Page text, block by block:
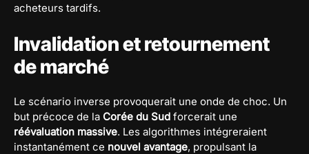
acheteurs tardifs.
Invalidation et retournement
de marché
Le scénario inverse provoquerait une onde de choc. Un
but précoce de la Corée du Sud forcerait une
réévaluation massive. Les algorithmes intégreraient
instantanément ce nouvel avantage, propulsant la